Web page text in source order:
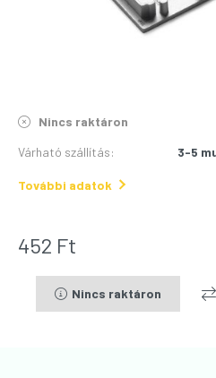
Nincs raktáron
Várható szállítás: 3-5
További adatok
452 Ft
Nincs raktáron